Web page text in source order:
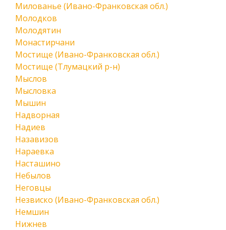
Милованье (Ивано-Франковская обл.)
Молодков
Молодятин
Монастирчани
Мостище (Ивано-Франковская обл.)
Мостище (Тлумацкий р-н)
Мыслов
Мысловка
Мышин
Надворная
Надиев
Назавизов
Нараевка
Насташино
Небылов
Неговцы
Незвиско (Ивано-Франковская обл.)
Немшин
Нижнев